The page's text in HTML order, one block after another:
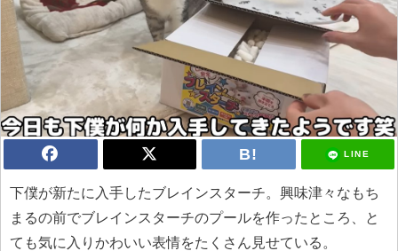
LINE
下僕が新たに入手したブレインスターチ。興味津々なもち
まるの前でブレインスターチのプールを作ったところ、と
ても気に入りかわいい表情をたくさん見せている。